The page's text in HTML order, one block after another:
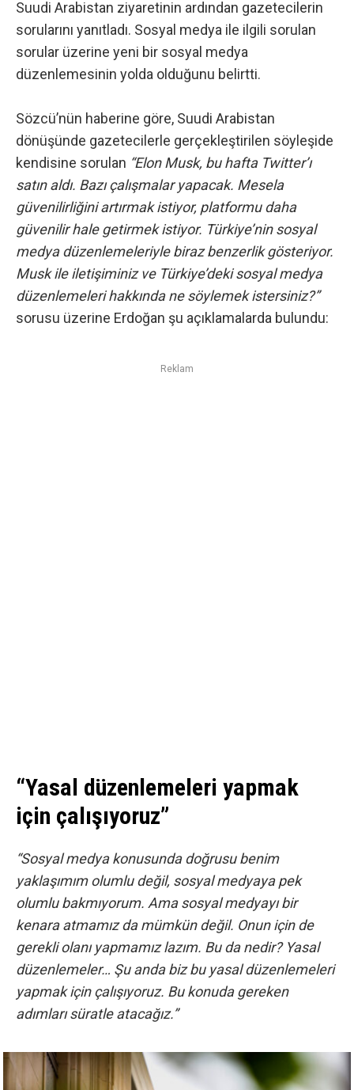
Suudi Arabistan ziyaretinin ardından gazetecilerin
sorularını yanıtladı. Sosyal medya ile ilgili sorulan
sorular üzerine yeni bir sosyal medya
düzenlemesinin yolda olduğunu belirtti.
Sözcü’nün haberine göre, Suudi Arabistan
dönüşünde gazetecilerle gerçekleştirilen söyleşide
kendisine sorulan “Elon Musk, bu hafta Twitter’ı
satın aldı. Bazı çalışmalar yapacak. Mesela
güvenilirliğini artırmak istiyor, platformu daha
güvenilir hale getirmek istiyor. Türkiye’nin sosyal
medya düzenlemeleriyle biraz benzerlik gösteriyor.
Musk ile iletişiminiz ve Türkiye’deki sosyal medya
düzenlemeleri hakkında ne söylemek istersiniz?”
sorusu üzerine Erdoğan şu açıklamalarda bulundu:
Reklam
“Yasal düzenlemeleri yapmak
için çalışıyoruz”
“Sosyal medya konusunda doğrusu benim
yaklaşımım olumlu değil, sosyal medyaya pek
olumlu bakmıyorum. Ama sosyal medyayı bir
kenara atmamız da mümkün değil. Onun için de
gerekli olanı yapmamız lazım. Bu da nedir? Yasal
düzenlemeler… Şu anda biz bu yasal düzenlemeleri
yapmak için çalışıyoruz. Bu konuda gereken
adımları süratle atacağız.”